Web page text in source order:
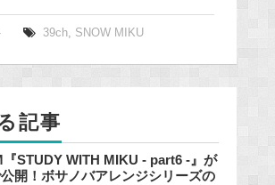
39ch, SNOW MIKU
記事
STUDY WITH MIKU - part6 -』が
公開！ボサノバアレンジシリーズの